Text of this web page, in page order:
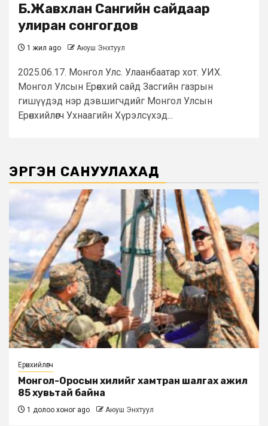
Б.Жавхлан Сангийн сайдаар
улиран сонгогдов
1 жил ago Аюуш Энхтуул
2025.06.17. Монгол Улс. Улаанбаатар хот. УИХ.
Монгол Улсын Ерөнхий сайд Засгийн газрын
гишүүдэд нэр дэвшигчдийг Монгол Улсын
Ерөнхийлөгч Ухнаагийн Хүрэлсүхэд...
ЭРГЭН САНУУЛАХАД
Ерөнхийлөгч
Монгол-Оросын хилийг хамтран шалгах ажил
85 хувьтай байна
1 долоо хоног ago Аюуш Энхтуул